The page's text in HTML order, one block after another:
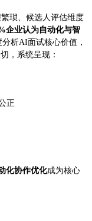
繁琐、候选人评估维度
企业认为自动化与智
分析AI面试核心价值，
，系统呈现：
正
化协作优化成为核心